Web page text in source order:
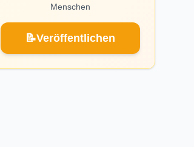
Menschen
📝Veröffentlichen